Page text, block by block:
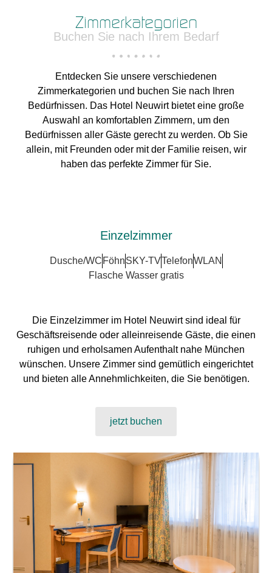
Zimmerkategorien
Buchen Sie nach Ihrem Bedarf
Entdecken Sie unsere verschiedenen
Zimmerkategorien und buchen Sie nach Ihren
Bedürfnissen. Das Hotel Neuwirt bietet eine große
Auswahl an komfortablen Zimmern, um den
Bedürfnissen aller Gäste gerecht zu werden. Ob Sie
allein, mit Freunden oder mit der Familie reisen, wir
haben das perfekte Zimmer für Sie.
Einzelzimmer
Dusche/WC FöhnSKY-TVTelefonWLAN
Flasche Wasser gratis
Die Einzelzimmer im Hotel Neuwirt sind ideal für
Geschäftsreisende oder alleinreisende Gäste, die einen
ruhigen und erholsamen Aufenthalt nahe München
wünschen. Unsere Zimmer sind gemütlich eingerichtet
und bieten alle Annehmlichkeiten, die Sie benötigen.
jetzt buchen